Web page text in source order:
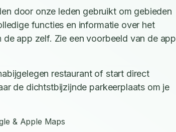
door onze leden gebruikt om gebieden
functies en informatie over het
app zelf. Zie een voorbeeld van de app
restaurant of start direct
de dichtstbijzijnde parkeerplaats om je
& Apple Maps